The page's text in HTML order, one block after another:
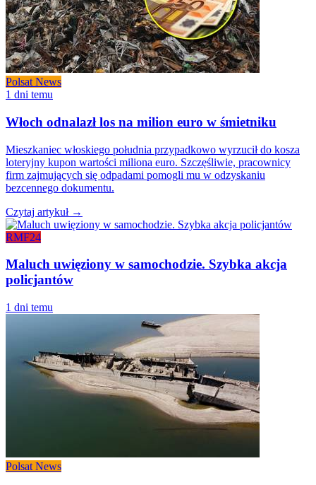
Polsat News
1 dni temu
Włoch odnalazł los na milion euro w śmietniku
Mieszkaniec włoskiego południa przypadkowo wyrzucił do kosza
loteryjny kupon wartości miliona euro. Szczęśliwie, pracownicy
firm zajmujących się odpadami pomogli mu w odzyskaniu
bezcennego dokumentu.
Czytaj artykuł →
RMF24
Maluch uwięziony w samochodzie. Szybka akcja
policjantów
1 dni temu
Polsat News